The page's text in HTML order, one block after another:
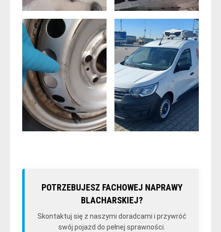
POTRZEBUJESZ FACHOWEJ NAPRAWY
BLACHARSKIEJ?
Skontaktuj się z naszymi doradcami i przywróć
swój pojazd do pełnej sprawności.